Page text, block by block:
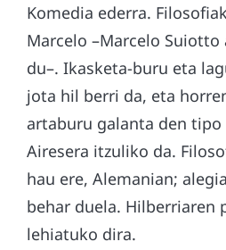
Komedia ederra.
Marcelo –Marcelo
du–. Ikasketa-buru eta
jota hil berri da, eta
artaburu galanta den tipo
Airesera itzuliko da.
hau ere, Alemanian;
behar duela. Hilberriaren
lehiatuko dira.